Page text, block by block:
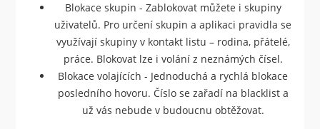
Blokace skupin - Zablokovat můžete i skupiny
uživatelů. Pro určení skupin a aplikaci pravidla se
využívají skupiny v kontakt listu – rodina, přátelé,
práce. Blokovat lze i volání z neznámých čísel.
Blokace volajících - Jednoduchá a rychlá blokace
posledního hovoru. Číslo se zařadí na blacklist a
už vás nebude v budoucnu obtěžovat.